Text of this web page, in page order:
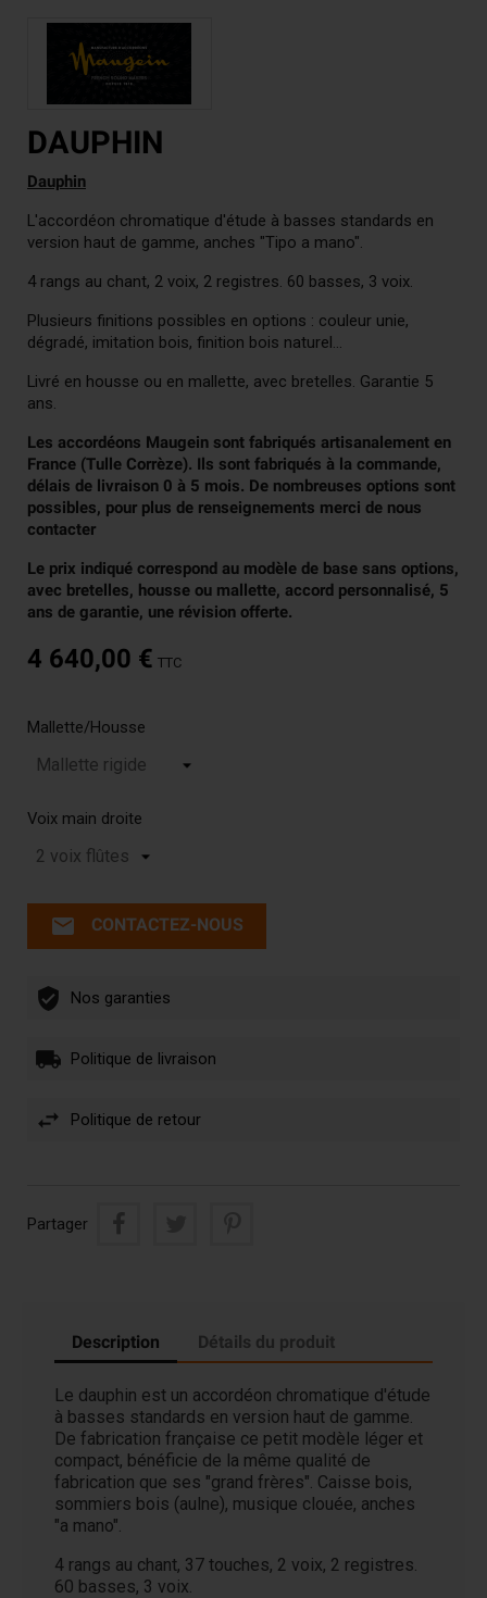
DAUPHIN
Dauphin
L'accordéon chromatique d'étude à basses standards en
version haut de gamme, anches "Tipo a mano".
4 rangs au chant, 2 voix, 2 registres. 60 basses, 3 voix.
Plusieurs finitions possibles en options : couleur unie,
dégradé, imitation bois, finition bois naturel...
Livré en housse ou en mallette, avec bretelles. Garantie 5
ans.
Les accordéons Maugein sont fabriqués artisanalement en
France (Tulle Corrèze). Ils sont fabriqués à la commande,
délais de livraison 0 à 5 mois. De nombreuses options sont
possibles, pour plus de renseignements merci de nous
contacter
Le prix indiqué correspond au modèle de base sans options,
avec bretelles, housse ou mallette, accord personnalisé, 5
ans de garantie, une révision offerte.
4 640,00 € TTC
Mallette/Housse
Voix main droite
email CONTACTEZ-NOUS
Nos garanties
Politique de livraison
Politique de retour
Partager
Description Détails du produit
Le dauphin est un accordéon chromatique d'étude
à basses standards en version haut de gamme.
De fabrication française ce petit modèle léger et
compact, bénéficie de la même qualité de
fabrication que ses "grand frères". Caisse bois,
sommiers bois (aulne), musique clouée, anches
"a mano".
4 rangs au chant, 37 touches, 2 voix, 2 registres.
60 basses, 3 voix.